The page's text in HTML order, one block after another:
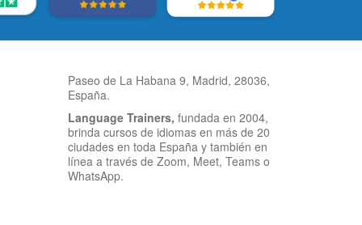
Paseo de La Habana 9, Madrid, 28036,
España.
Language Trainers, fundada en 2004,
brinda cursos de idiomas en más de 20
ciudades en toda España y también en
línea a través de Zoom, Meet, Teams o
WhatsApp.